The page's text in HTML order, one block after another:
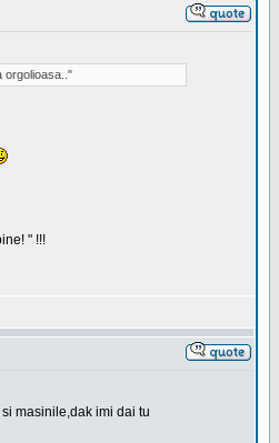
orgolioasa.."
" !!!
masinile,dak imi dai tu